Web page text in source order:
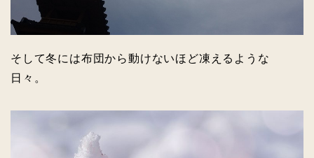
そして冬には布団から動けないほど凍えるような
日々。